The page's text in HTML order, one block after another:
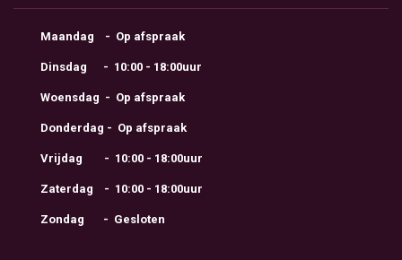
Maandag - Op afspraak
Dinsdag - 10:00 - 18:00uur
Woensdag - Op afspraak
Donderdag - Op afspraak
Vrijdag - 10:00 - 18:00uur
Zaterdag - 10:00 - 18:00uur
Zondag - Gesloten